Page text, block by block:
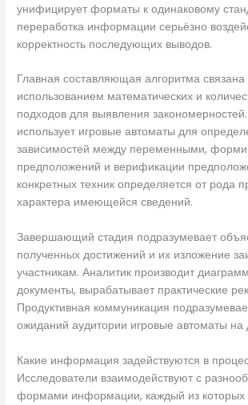
унифицирует форматы к одинаковому
переработка информации серьёзно
корректность последующих выводов.
Главная составляющая алгоритма связана
использованием математических и
подходов для выявления
использует игровые автоматы для
зависимостей между переменными,
предположений и верификации
конкретных техник определяется от рода
характера имеющейся сведений.
Завершающий стадия подразумевает
полученных достижений и их изложение
участникам. Аналитик производит
документы, вырабатывает практические
Продуктивная коммуникация
ожиданий аудитории игровые автоматы на
Какие информация задействуются в
Исследователи взаимодействуют с
формами информации, каждый из которых